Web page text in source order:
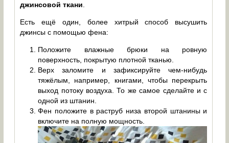
джинсовой ткани.
Есть ещё один, более хитрый способ высушить
джинсы с помощью фена:
Положите влажные брюки на ровную
поверхность, покрытую плотной тканью.
Верх заломите и зафиксируйте чем-нибудь
тяжёлым, например, книгами, чтобы перекрыть
выход потоку воздуха. То же самое сделайте и с
одной из штанин.
Фен положите в раструб низа второй штанины и
включите на полную мощность.